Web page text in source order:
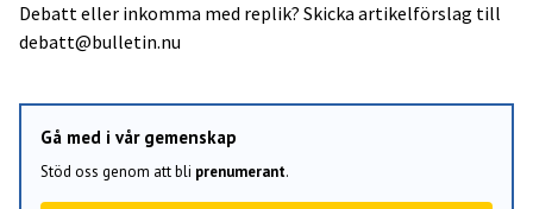
Debatt eller inkomma med replik? Skicka artikelförslag till
debatt@bulletin.nu
Gå med i vår gemenskap
Stöd oss genom att bli prenumerant.